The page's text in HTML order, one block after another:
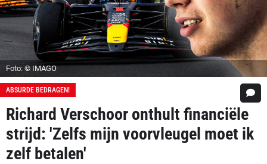
Foto: © IMAGO
ABSURDE BEDRAGEN!
Richard Verschoor onthult financiële
strijd: 'Zelfs mijn voorvleugel moet ik
zelf betalen'